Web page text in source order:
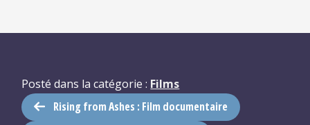
Posté dans la catégorie : Films
Rising from Ashes : Film documentaire